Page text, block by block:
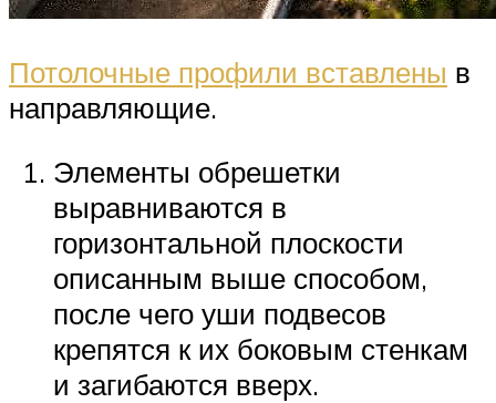
Потолочные профили вставлены в
направляющие.
Элементы обрешетки
выравниваются в
горизонтальной плоскости
описанным выше способом,
после чего уши подвесов
крепятся к их боковым стенкам
и загибаются вверх.